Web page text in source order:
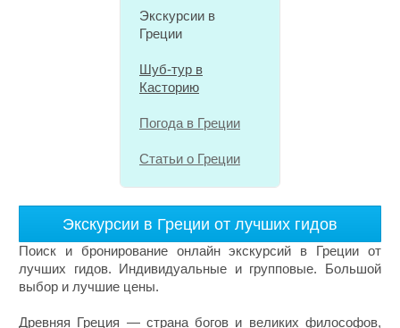
Экскурсии в
Греции
Шуб-тур в
Касторию
Погода в Греции
Cтатьи о Греции
Экскурсии в Греции от лучших гидов
Поиск и бронирование онлайн экскурсий в Греции от
лучших гидов. Индивидуальные и групповые. Большой
выбор и лучшие цены.
Древняя Греция — страна богов и великих философов,